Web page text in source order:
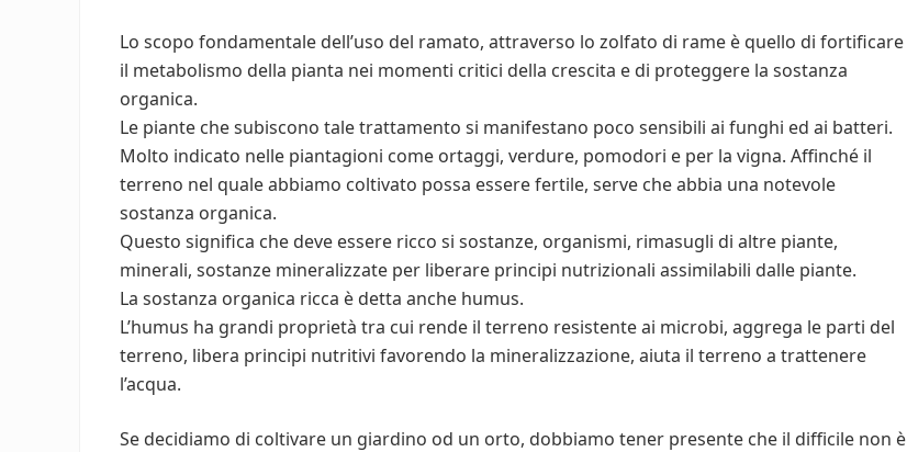
Lo scopo fondamentale dell’uso del ramato, attraverso lo zolfato di rame è quello di fortificare
il metabolismo della pianta nei momenti critici della crescita e di proteggere la sostanza
organica.
Le piante che subiscono tale trattamento si manifestano poco sensibili ai funghi ed ai batteri.
Molto indicato nelle piantagioni come ortaggi, verdure, pomodori e per la vigna. Affinché il
terreno nel quale abbiamo coltivato possa essere fertile, serve che abbia una notevole
sostanza organica.
Questo significa che deve essere ricco si sostanze, organismi, rimasugli di altre piante,
minerali, sostanze mineralizzate per liberare principi nutrizionali assimilabili dalle piante.
La sostanza organica ricca è detta anche humus.
L’humus ha grandi proprietà tra cui rende il terreno resistente ai microbi, aggrega le parti del
terreno, libera principi nutritivi favorendo la mineralizzazione, aiuta il terreno a trattenere
l’acqua.
Se decidiamo di coltivare un giardino od un orto, dobbiamo tener presente che il difficile non è